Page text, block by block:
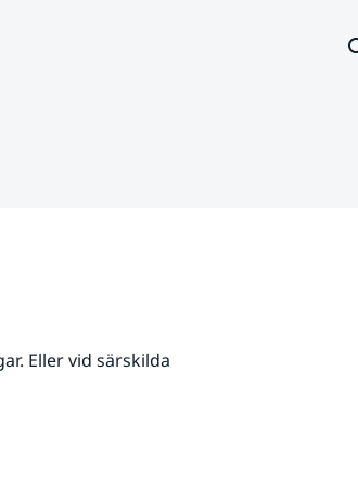
Eller vid särskilda